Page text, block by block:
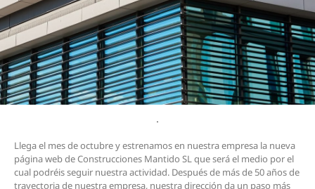
Llega el mes de octubre y estrenamos en nuestra empresa la nueva
página web de Construcciones Mantido SL que será el medio por el
cual podréis seguir nuestra actividad. Después de más de 50 años de
trayectoria de nuestra empresa, nuestra dirección da un paso más